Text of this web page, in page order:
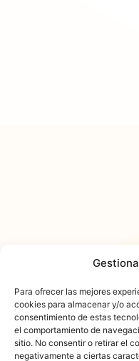
Para ofrecer las mejores
cookies para almacenar y/o
consentimiento de estas
el comportamiento de
sitio. No consentir o retirar el
negativamente a ciertas